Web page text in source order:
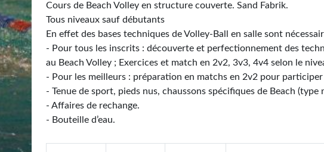
Cours de Beach Volley en structure couverte. Sand Fabrik.
Tous niveaux sauf débutants
En effet des bases techniques de Volley-Ball en salle sont
- Pour tous les inscrits : découverte et perfectionnement des
au Beach Volley ; Exercices et match en 2v2, 3v3, 4v4 selon le
- Pour les meilleurs : préparation en matchs en 2v2 pour
- Tenue de sport, pieds nus, chaussons spécifiques de Beach
- Affaires de rechange.
- Bouteille d’eau.